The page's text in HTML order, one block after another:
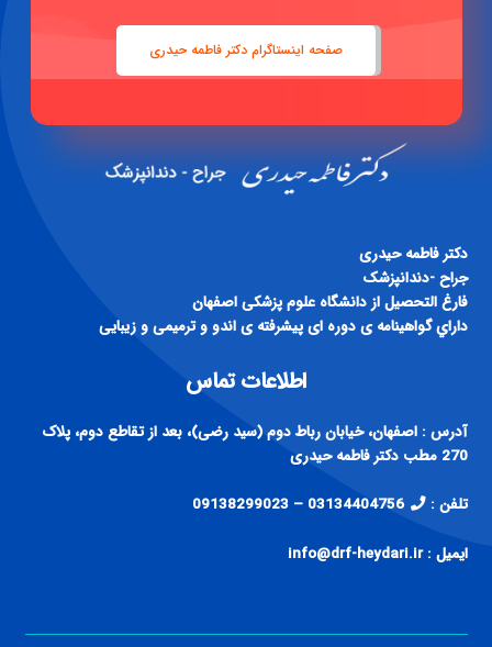
دكتر فاطمه حيدری
داراي گواهينامه ی دوره ای پيشرفته ی اندو و ترميمی و زيبايی
اطلاعات تماس
تلفن : 03134404756 – 09138299023